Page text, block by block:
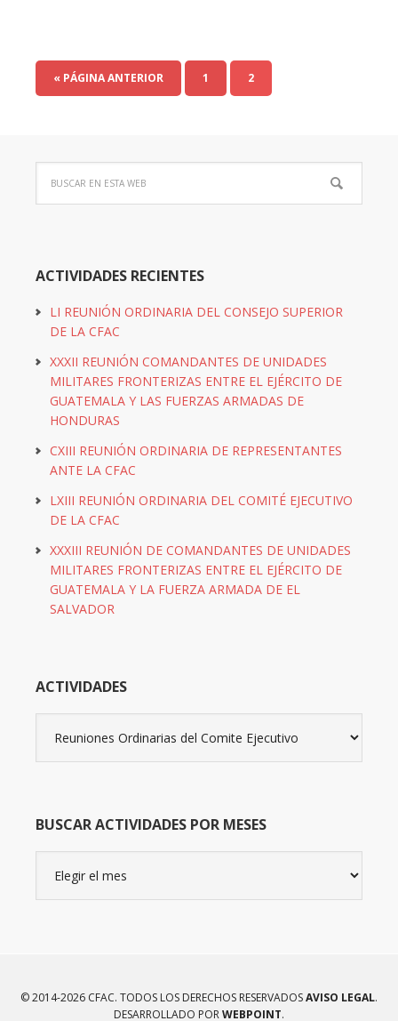
« PÁGINA ANTERIOR 1 2
ACTIVIDADES RECIENTES
LI REUNIÓN ORDINARIA DEL CONSEJO SUPERIOR
DE LA CFAC
XXXII REUNIÓN COMANDANTES DE UNIDADES
MILITARES FRONTERIZAS ENTRE EL EJÉRCITO DE
GUATEMALA Y LAS FUERZAS ARMADAS DE
HONDURAS
CXIII REUNIÓN ORDINARIA DE REPRESENTANTES
ANTE LA CFAC
LXIII REUNIÓN ORDINARIA DEL COMITÉ EJECUTIVO
DE LA CFAC
XXXIII REUNIÓN DE COMANDANTES DE UNIDADES
MILITARES FRONTERIZAS ENTRE EL EJÉRCITO DE
GUATEMALA Y LA FUERZA ARMADA DE EL
SALVADOR
ACTIVIDADES
BUSCAR ACTIVIDADES POR MESES
actividades
por
© 2014-2026 CFAC. TODOS LOS DERECHOS RESERVADOSAVISO LEGAL.
DESARROLLADO PORWEBPOINT.